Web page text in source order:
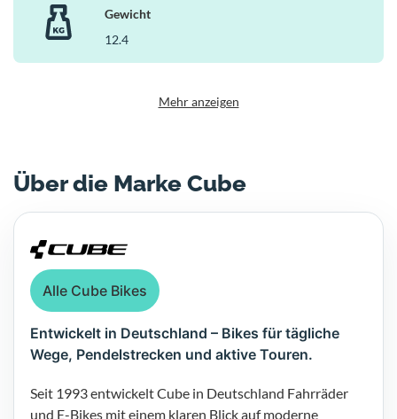
Cube zeigt hier, wie sich moderne Trail-Technik, geringes Gewicht
und robuste Ausstattung zu einem leistungsstarken Gesamtpaket
verbinden lassen – ideal für ambitionierte Fahrerinnen und Fahrer,
die auf technischen Strecken keine Kompromisse eingehen wollen.
Gewicht
12.4
Mehr anzeigen
Über die Marke Cube
Alle Cube Bikes
Entwickelt in Deutschland – Bikes für tägliche
Wege, Pendelstrecken und aktive Touren.
Seit 1993 entwickelt Cube in Deutschland Fahrräder
und E-Bikes mit einem klaren Blick auf moderne